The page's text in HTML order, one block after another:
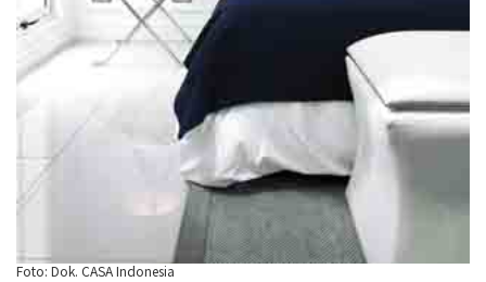
Foto: Dok. CASA Indonesia